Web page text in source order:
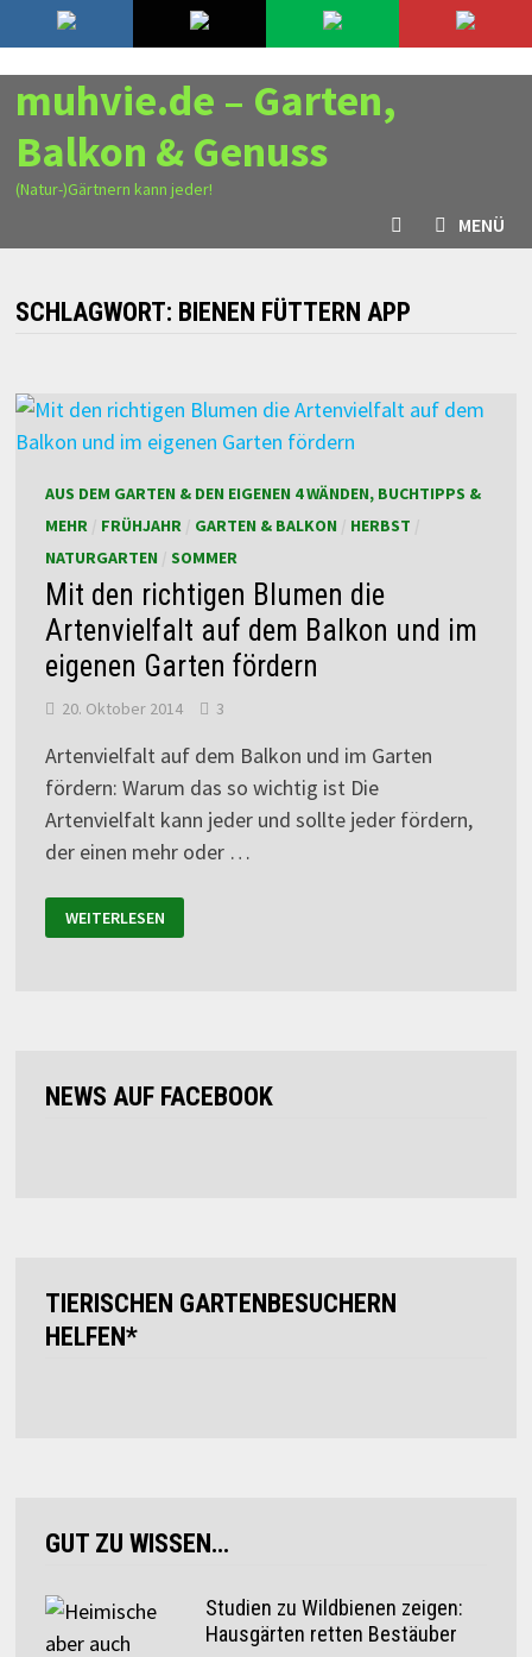
Zurück
zum
Inhalt
7. August 2026
muhvie.de – Garten,
Balkon & Genuss
(Natur-)Gärtnern kann jeder!
MENÜ
SCHLAGWORT: BIENEN FÜTTERN APP
AUS DEM GARTEN & DEN EIGENEN 4 WÄNDEN, BUCHTIPPS &
MEHR/ FRÜHJAHR/ GARTEN & BALKON HERBST
NATURGARTEN
SOMMER
Mit den richtigen Blumen die
Artenvielfalt auf dem Balkon und im
eigenen Garten fördern
20. Oktober 2014 3
Artenvielfalt auf dem Balkon und im Garten
fördern: Warum das so wichtig ist Die
Artenvielfalt kann jeder und sollte jeder fördern,
der einen mehr oder …
WEITERLESEN
NEWS AUF FACEBOOK
TIERISCHEN GARTENBESUCHERN
HELFEN*
GUT ZU WISSEN…
Studien zu Wildbienen zeigen:
Hausgärten retten Bestäuber